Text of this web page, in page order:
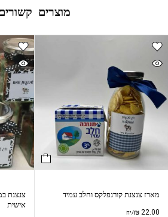
מוצרים
מארז צנצנת קורנפלקס וחלב עמיד
₪ 22.00 /יח
צנצנת
אישית